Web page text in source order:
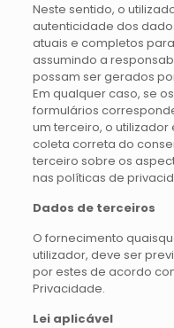
Neste sentido, o
autenticidade dos
atuais e completos
assumindo a
possam ser gerados
Em qualquer caso, se
formulários
um terceiro, o
coleta correta do
terceiro sobre os
nas políticas de
Dados de terceiros
O fornecimento
utilizador, deve ser
por estes de acordo
Privacidade.
Lei aplicável